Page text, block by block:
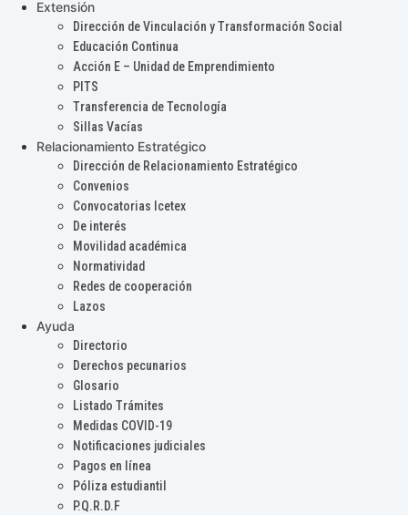
Extensión
Dirección de Vinculación y Transformación Social
Educación Continua
Acción E – Unidad de Emprendimiento
PITS
Transferencia de Tecnología
Sillas Vacías
Relacionamiento Estratégico
Dirección de Relacionamiento Estratégico
Convenios
Convocatorias Icetex
De interés
Movilidad académica
Normatividad
Redes de cooperación
Lazos
Ayuda
Directorio
Derechos pecunarios
Glosario
Listado Trámites
Medidas COVID-19
Notificaciones judiciales
Pagos en línea
Póliza estudiantil
P.Q.R.D.F